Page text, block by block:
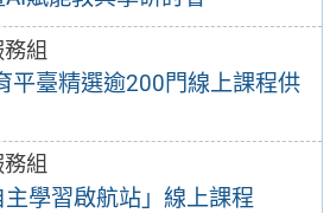
組
平臺精選逾200門線上課程供
組
主學習啟航站」線上課程